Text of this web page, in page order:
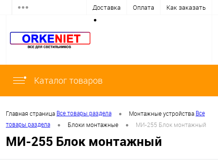
Доставка Оплата Как заказать
Каталог товаров
Главная страница Все товары раздела • Монтажные устройства Все
товары раздела
• Блоки монтажные • МИ-255 Блок монтажный
МИ-255 Блок монтажный